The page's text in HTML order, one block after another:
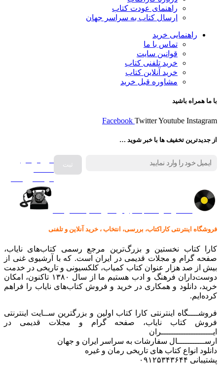
راهنمای عودت کتاب
ارسال کتاب به سراسر جهان
راهنمایی خرید
تماس با ما
قوانین سایت
خرید تلفنی کتاب
خرید آنلاین کتاب
مشاوره قبل خرید
با ما همراه باشید
Facebook TwitterYoutube Instagram
از جدیدترین تخفیف ها با خبر شوید …
فروش انواع
فروشگاه اینترنتی کاراکتاب، بررسی، انتخاب ، خرید آنلاین و تلفنی
کارا کتاب نخستین و بزرگ‌ترین مرجع رسمی کتاب‌های نایاب،
صفحه گرام و مجلات قدیمی در ایران است. که با آرشیوی غنی از
بیش از صد هزار عنوان کتاب کمیاب، کلکسیونی و تاریخی در خدمت
دوست‌داران فرهنگ و ادب هستیم ما از سال ۱۳۸۰ تاکنون، امکان
خرید، دانلود و همکاری در خرید و فروش کتاب‌های نایاب را فراهم
کرده‌ایم.
فروشــــگاه اینترنتی کارا کتاب اولین و بزرگترین ســایت اینترنتی
فروش کتاب نایاب، صفحه گرام و مجلات قدیمی در
ایـــــــــــــــــــــران
ارســـــــــــال سفارشات به سراسر ایران و جهان
دانلود انواع کتاب های تاریخی رمان و غیره
پشتیبانی ۰۹۱۲۵۳۴۳۶۴۴